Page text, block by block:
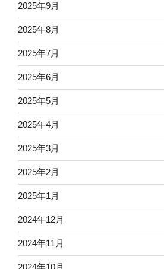
2025年9月
2025年8月
2025年7月
2025年6月
2025年5月
2025年4月
2025年3月
2025年2月
2025年1月
2024年12月
2024年11月